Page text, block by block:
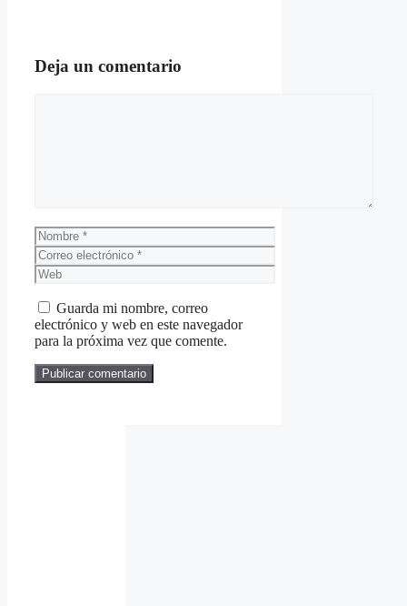
Deja un comentario
Nombre
Correo
electrónico
Web
Guarda mi nombre, correo
electrónico y web en este navegador
para la próxima vez que comente.